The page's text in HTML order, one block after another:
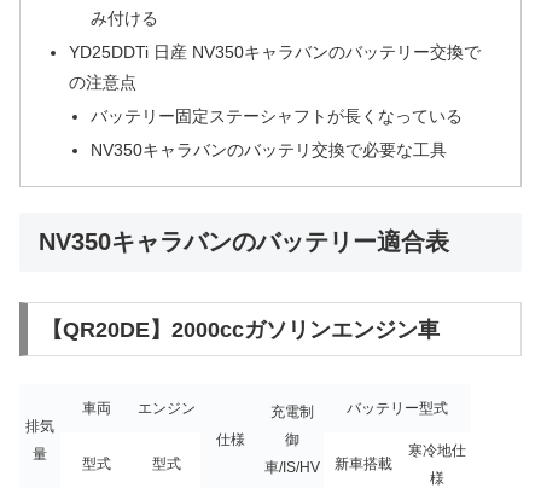
み付ける
YD25DDTi 日産 NV350キャラバンのバッテリー交換で
の注意点
バッテリー固定ステーシャフトが長くなっている
NV350キャラバンのバッテリ交換で必要な工具
NV350キャラバンのバッテリー適合表
【QR20DE】2000ccガソリンエンジン車
排気
量
車両
エンジン
仕様
充電制
御
車/IS/HV
バッテリー型式
型式 型式 新車搭載
寒冷地仕
様